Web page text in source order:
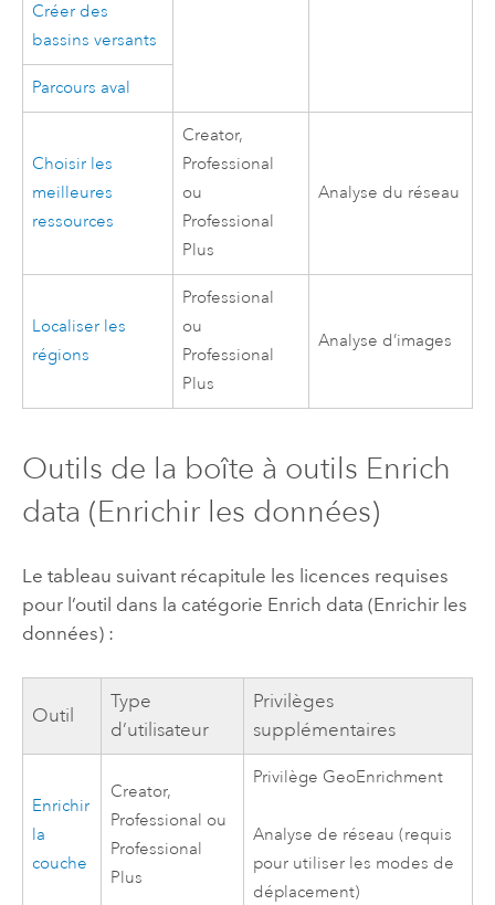
Créer des
bassins versants
Parcours aval
Choisir les
meilleures
ressources
Creator,
Professional
ou
Professional
Plus
Analyse du réseau
Localiser les
régions
Professional
ou
Professional
Plus
Analyse d’images
Outils de la boîte à outils Enrich
data (Enrichir les données)
Le tableau suivant récapitule les licences requises
pour l’outil dans la catégorie Enrich data (Enrichir les
données) :
Outil
Type
d’utilisateur
Privilèges
supplémentaires
Enrichir
la
couche
Creator,
Professional ou
Professional
Plus
Privilège GeoEnrichment
Analyse de réseau (requis
pour utiliser les modes de
déplacement)